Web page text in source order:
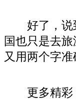
好了，说到
国也只是去
又用两个字准
更多精彩，